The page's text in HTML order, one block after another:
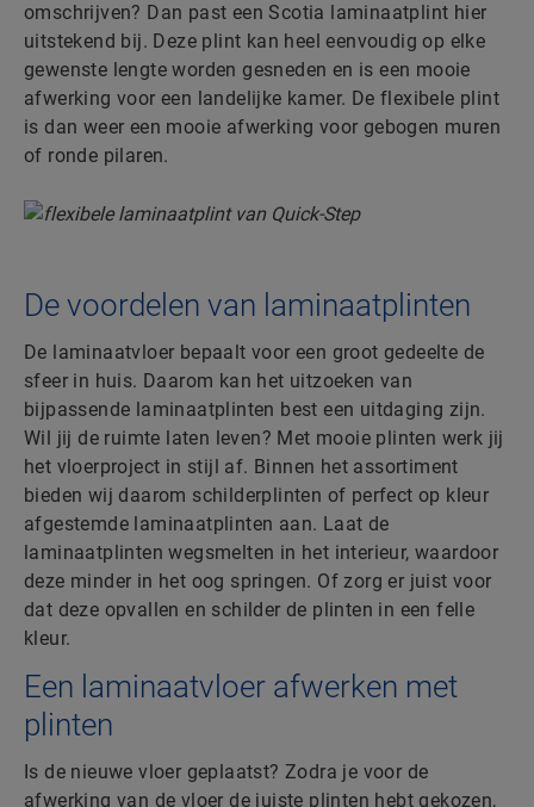
omschrijven? Dan past een Scotia laminaatplint hier
uitstekend bij. Deze plint kan heel eenvoudig op elke
gewenste lengte worden gesneden en is een mooie
afwerking voor een landelijke kamer. De flexibele plint
is dan weer een mooie afwerking voor gebogen muren
of ronde pilaren.
De voordelen van laminaatplinten
De laminaatvloer bepaalt voor een groot gedeelte de
sfeer in huis. Daarom kan het uitzoeken van
bijpassende laminaatplinten best een uitdaging zijn.
Wil jij de ruimte laten leven? Met mooie plinten werk jij
het vloerproject in stijl af. Binnen het assortiment
bieden wij daarom schilderplinten of perfect op kleur
afgestemde laminaatplinten aan. Laat de
laminaatplinten wegsmelten in het interieur, waardoor
deze minder in het oog springen. Of zorg er juist voor
dat deze opvallen en schilder de plinten in een felle
kleur.
Een laminaatvloer afwerken met
plinten
Is de nieuwe vloer geplaatst? Zodra je voor de
afwerking van de vloer de juiste plinten hebt gekozen,